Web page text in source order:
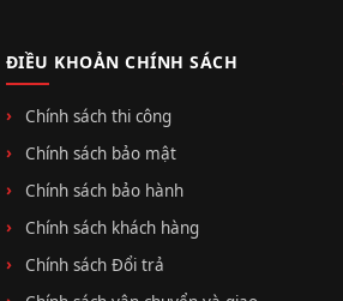
ĐIỀU KHOẢN CHÍNH SÁCH
Chính sách thi công
Chính sách bảo mật
Chính sách bảo hành
Chính sách khách hàng
Chính sách Đổi trả